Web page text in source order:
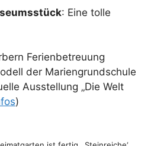
: Eine tolle
Ferienbetreuung
der Mariengrundschule
Ausstellung „Die Welt
)